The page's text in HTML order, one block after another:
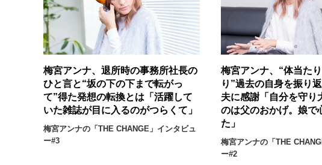
梅宮アンナ、退所時の事務所社長の
ひと言と“坂の下の下まで転がっ
て”得た発想の転換とは「活躍して
いた雑誌が目に入るのがつらくて」
梅宮アンナの「THE CHANGE」インタビュ
ー#3
梅宮アンナ、“体当た
り”過去の自身を振り
夫に感謝「自分を守り
のは父のおかげ。娘で
た」
梅宮アンナの「THE
ー#2